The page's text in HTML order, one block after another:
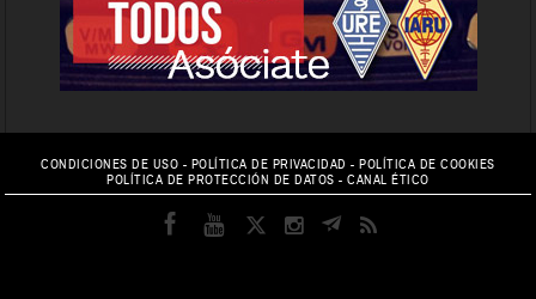
CONDICIONES DE USO - POLÍTICA DE PRIVACIDAD -POLÍTICA DE COOKIES
POLÍTICA DE PROTECCIÓN DE DATOS -CANAL ÉTICO